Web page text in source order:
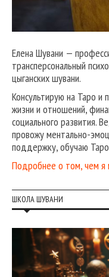
Елена Шувани —
трансперсональный
цыганских шувани.
Консультирую на Таро и
жизни и отношений,
социального развития.
провожу ментально-
поддержку, обучаю Таро
Подробнее о том, чем я
ШКОЛА ШУВАНИ